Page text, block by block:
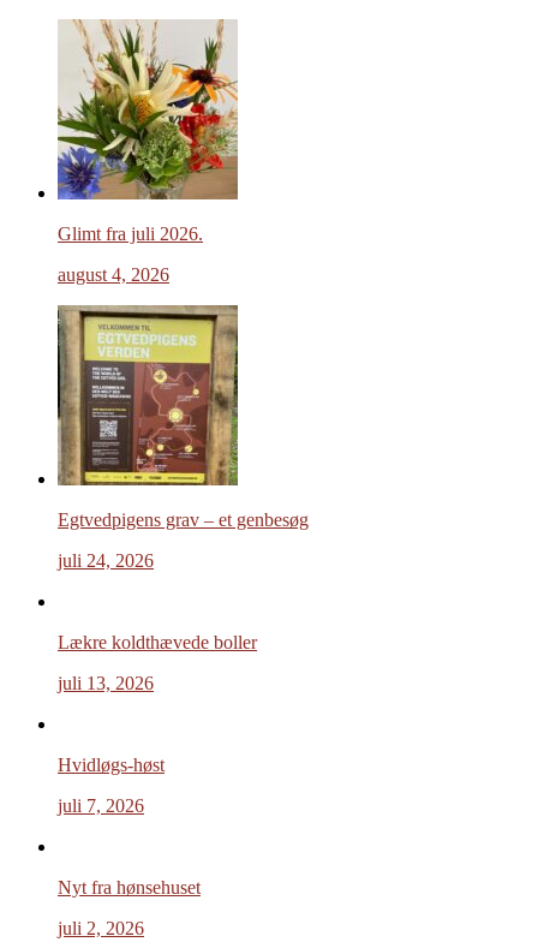
Glimt fra juli 2026.
august 4, 2026
Egtvedpigens grav – et genbesøg
juli 24, 2026
Lækre koldthævede boller
juli 13, 2026
Hvidløgs-høst
juli 7, 2026
Nyt fra hønsehuset
juli 2, 2026